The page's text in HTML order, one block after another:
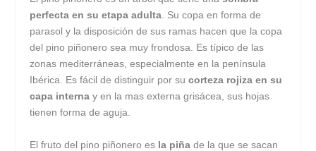
perfecta en su etapa adulta. Su copa en forma de
parasol y la disposición de sus ramas hacen que la copa
del pino piñonero sea muy frondosa. Es típico de las
zonas mediterráneas, especialmente en la península
Ibérica. Es fácil de distinguir por sucorteza rojiza en su
capa interna y en la mas externa grisácea, sus hojas
tienen forma de aguja.
El fruto del pino piñonero es la piña de la que se sacan